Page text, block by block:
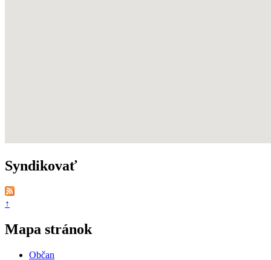
Syndikovať
↑
Mapa stránok
Občan